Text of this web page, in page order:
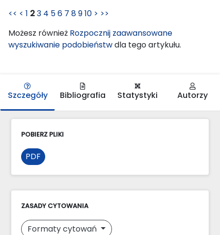
<< < 1 23 4 56 7 8910 > >>
Możesz również Rozpocznij zaawansowane
wyszukiwanie podobieństwdla tego artykułu.
Szczegóły Bibliografia Statystyki Autorzy
POBIERZ PLIKI
PDF
ZASADY CYTOWANIA
Formaty cytowań